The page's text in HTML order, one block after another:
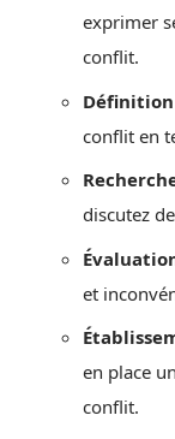
exprimer
conflit.
conflit en
discutez
et
en place
conflit.